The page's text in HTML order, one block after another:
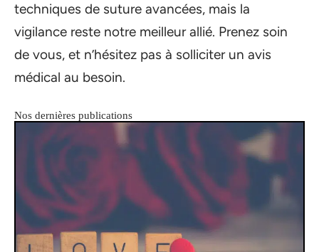
techniques de suture avancées, mais la
vigilance reste notre meilleur allié. Prenez soin
de vous, et n’hésitez pas à solliciter un avis
médical au besoin.
Nos dernières publications